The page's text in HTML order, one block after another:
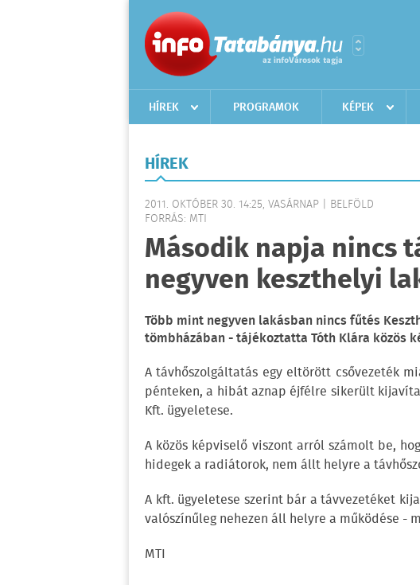
HÍREK PROGRAMOK KÉPEK
HÍREK
2011. OKTÓBER 30. 14:25, VASÁRNAP | BELFÖLD
FORRÁS: MTI
Második napja nincs
negyven keszthelyi
Több mint negyven lakásban nincs fűtés
tömbházában - tájékoztatta Tóth Klára közös
A távhőszolgáltatás egy eltörött csővezeték
pénteken, a hibát aznap éjfélre sikerült
Kft. ügyeletese.
A közös képviselő viszont arról számolt be,
hidegek a radiátorok, nem állt helyre a
A kft. ügyeletese szerint bár a távvezetéket
valószínűleg nehezen áll helyre a működése -
MTI